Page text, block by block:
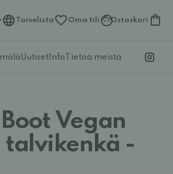
Toivelista Oma tili Ostoskori
Uutiset Info Tietoa meistä
Vegan
talvikenkä -